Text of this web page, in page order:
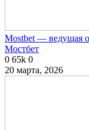
Mostbet — ведущая
Мостбет
0 65k 0
20 марта, 2026